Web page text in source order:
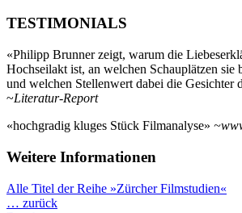
TESTIMONIALS
«Philipp Brunner zeigt, warum die
Hochseilakt ist, an welchen Schauplätzen sie
und welchen Stellenwert dabei die Gesichter
~Literatur-Report
«hochgradig kluges Stück Filmanalyse»
Weitere Informationen
Alle Titel der Reihe »Zürcher Filmstudien«
… zurück